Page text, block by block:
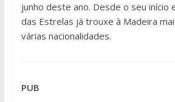
junho deste ano. Desde o seu início
das Estrelas já trouxe à Madeira
várias nacionalidades.
PUB